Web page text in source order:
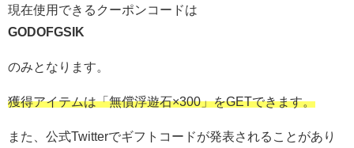
現在使用できるクーポンコードは
GODOFGSIK
のみとなります。
獲得アイテムは「無償浮遊石×300」をGETできます。
また、公式Twitterでギフトコードが発表されることがあり